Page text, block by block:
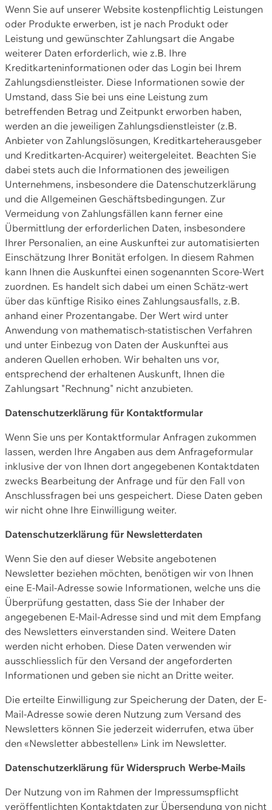
Wenn Sie auf unserer Website kostenpflichtig Leistungen
oder Produkte erwerben, ist je nach Produkt oder
Leistung und gewünschter Zahlungsart die Angabe
weiterer Daten erforderlich, wie z.B. Ihre
Kreditkarteninformationen oder das Login bei Ihrem
Zahlungsdienstleister. Diese Informationen sowie der
Umstand, dass Sie bei uns eine Leistung zum
betreffenden Betrag und Zeitpunkt erworben haben,
werden an die jeweiligen Zahlungsdienstleister (z.B.
Anbieter von Zahlungslösungen, Kreditkarteherausgeber
und Kreditkarten-Acquirer) weitergeleitet. Beachten Sie
dabei stets auch die Informationen des jeweiligen
Unternehmens, insbesondere die Datenschutzerklärung
und die Allgemeinen Geschäftsbedingungen. Zur
Vermeidung von Zahlungsfällen kann ferner eine
Übermittlung der erforderlichen Daten, insbesondere
Ihrer Personalien, an eine Auskunftei zur automatisierten
Einschätzung Ihrer Bonität erfolgen. In diesem Rahmen
kann Ihnen die Auskunftei einen sogenannten Score-Wert
zuordnen. Es handelt sich dabei um einen Schätz-wert
über das künftige Risiko eines Zahlungsausfalls, z.B.
anhand einer Prozentangabe. Der Wert wird unter
Anwendung von mathematisch-statistischen Verfahren
und unter Einbezug von Daten der Auskunftei aus
anderen Quellen erhoben. Wir behalten uns vor,
entsprechend der erhaltenen Auskunft, Ihnen die
Zahlungsart "Rechnung" nicht anzubieten.
Datenschutzerklärung für Kontaktformular
Wenn Sie uns per Kontaktformular Anfragen zukommen
lassen, werden Ihre Angaben aus dem Anfrageformular
inklusive der von Ihnen dort angegebenen Kontaktdaten
zwecks Bearbeitung der Anfrage und für den Fall von
Anschlussfragen bei uns gespeichert. Diese Daten geben
wir nicht ohne Ihre Einwilligung weiter.
Datenschutzerklärung für Newsletterdaten
Wenn Sie den auf dieser Website angebotenen
Newsletter beziehen möchten, benötigen wir von Ihnen
eine E-Mail-Adresse sowie Informationen, welche uns die
Überprüfung gestatten, dass Sie der Inhaber der
angegebenen E-Mail-Adresse sind und mit dem Empfang
des Newsletters einverstanden sind. Weitere Daten
werden nicht erhoben. Diese Daten verwenden wir
ausschliesslich für den Versand der angeforderten
Informationen und geben sie nicht an Dritte weiter.
Die erteilte Einwilligung zur Speicherung der Daten, der E-
Mail-Adresse sowie deren Nutzung zum Versand des
Newsletters können Sie jederzeit widerrufen, etwa über
den «Newsletter abbestellen» Link im Newsletter.
Datenschutzerklärung für Widerspruch Werbe-Mails
Der Nutzung von im Rahmen der Impressumspflicht
veröffentlichten Kontaktdaten zur Übersendung von nicht